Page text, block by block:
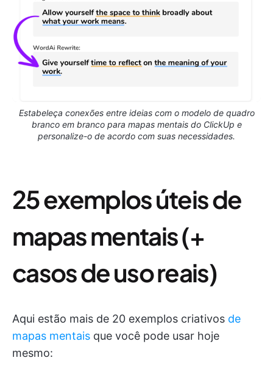
Estabeleça conexões entre ideias com o modelo de quadro
branco em branco para mapas mentais do ClickUp e
personalize-o de acordo com suas necessidades.
25 exemplos úteis de
mapas mentais (+
casos de uso reais)
Aqui estão mais de 20 exemplos criativos de
mapas mentais que você pode usar hoje
mesmo: